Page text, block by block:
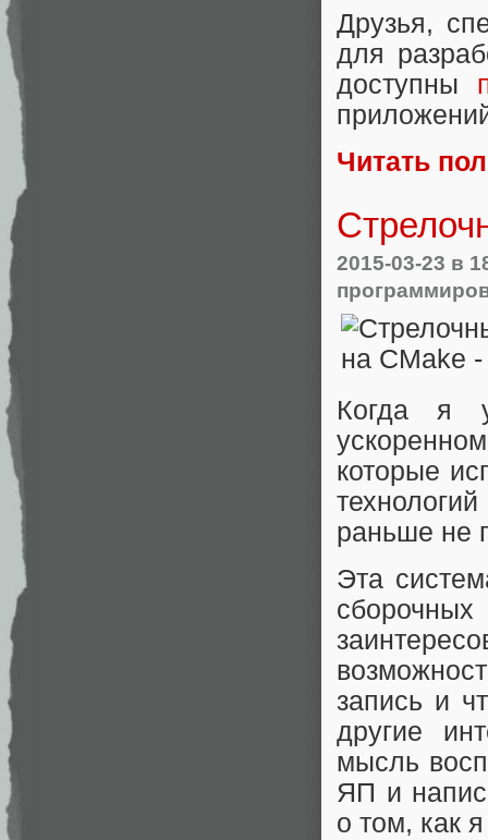
Друзья,
для
доступны
Читать
2015-03-23 в
Когда я
которые
раньше не
Эта
запись и
другие
мысль
ЯП и
о том, как